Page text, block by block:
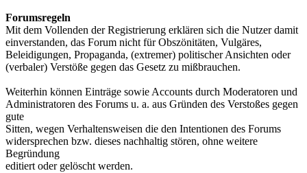
Forumsregeln
Mit dem Vollenden der Registrierung erklären sich die Nutzer damit
einverstanden, das Forum nicht für Obszönitäten, Vulgäres,
Beleidigungen, Propaganda, (extremer) politischer Ansichten oder
(verbaler) Verstöße gegen das Gesetz zu mißbrauchen.
Weiterhin können Einträge sowie Accounts durch Moderatoren und
Administratoren des Forums u. a. aus Gründen des Verstoßes gegen
gute
Sitten, wegen Verhaltensweisen die den Intentionen des Forums
widersprechen bzw. dieses nachhaltig stören, ohne weitere
Begründung
editiert oder gelöscht werden.